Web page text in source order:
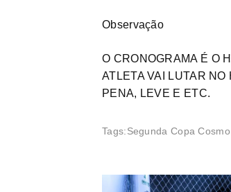
Observação
O CRONOGRAMA É O
ATLETA VAI LUTAR
PENA, LEVE E ETC.
Tags:Segunda Copa